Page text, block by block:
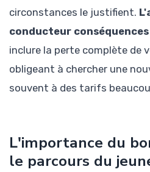
circonstances le justifient.
conducteur
inclure la perte complète de
obligeant à chercher une
souvent à des tarifs
L'importance du
le parcours du